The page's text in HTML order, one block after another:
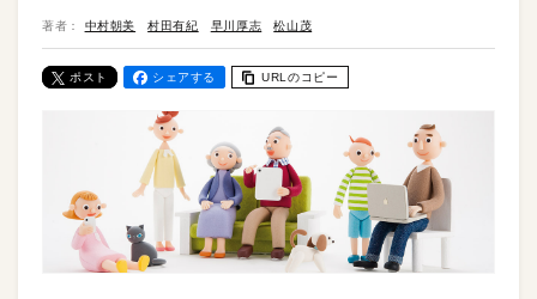
著者： 中村朝美 村田有紀 早川厚志 松山茂
ポスト シェアする URLのコピー